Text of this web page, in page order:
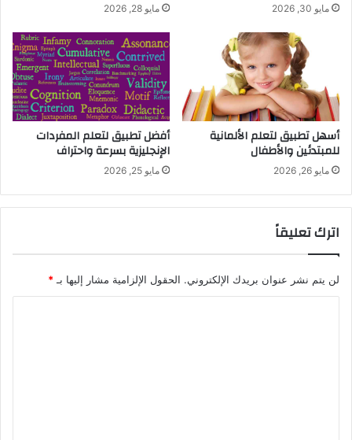
مايو 30, 2026 مايو 28, 2026
أسهل تطبيق لتعلم الألمانية
للمبتدئين والأطفال
مايو 26, 2026
أفضل تطبيق لتعلم المفردات
الإنجليزية بسرعة واحتراف
مايو 25, 2026
اترك تعليقاً
لن يتم نشر عنوان بريدك الإلكتروني. الحقول الإلزامية مشار إليها بـ *